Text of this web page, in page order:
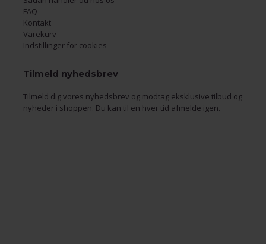
FAQ
Kontakt
Varekurv
Indstillinger for cookies
Tilmeld nyhedsbrev
Tilmeld dig vores nyhedsbrev og modtag eksklusive tilbud og
nyheder i shoppen. Du kan til en hver tid afmelde igen.